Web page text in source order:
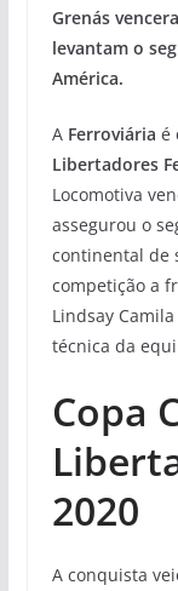
Grenás
levantam o
América.
A Ferroviária é
Libertadores
Locomotiva
assegurou o
continental de
competição a
Lindsay
técnica da
Copa
2020
A conquista